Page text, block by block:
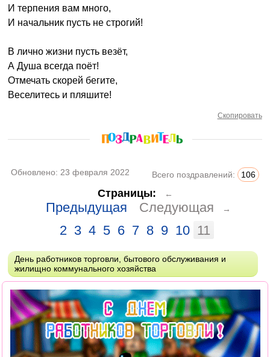
И терпения вам много,
И начальник пусть не строгий!
В лично жизни пусть везёт,
А Душа всегда поёт!
Отмечать скорей бегите,
Веселитесь и пляшите!
Скопировать
Обновлено: 23 февраля 2022 Всего поздравлений: 106
Страницы: ←
Предыдущая Следующая →
2 3 4 5 6 7 8 9 10 11
День работников торговли, бытового обслуживания и
жилищно коммунального хозяйства